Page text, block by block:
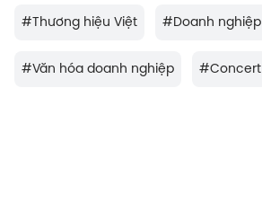
#Thương hiệu Việt #Doanh nghiệp
#Văn hóa doanh nghiệp #Concert